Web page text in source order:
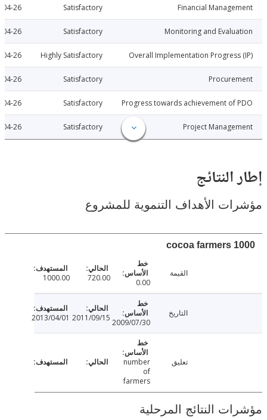
Financial
Satisfactory
2012-04-26
Monitoring and
Satisfactory
2012-04-26
Overall Implementation
Highly Satisfactory
2012-04-26
Satisfactory
2012-04-26
Progress towards achievement of
Satisfactory
2012-04-26
Project
Satisfactory
2012-04-26
الأهداف التنموية للمشروع
720.00
1000.00
2009/07/30
2011/09/15
2013/04/01
number
النتائج المرحلية